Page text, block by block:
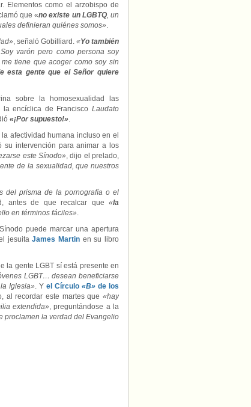
Elementos como el arzobispo de
que «no existe un LGBTQ, un
definieran quiénes somos».
, señaló Gobilliard. «Yo también
varón pero como persona soy
tiene que acoger como soy sin
esta gente que el Señor quiere
sobre la homosexualidad las
encíclica de Francisco Laudato
«¡Por supuesto!».
afectividad humana incluso en el
su intervención para animar a los
este Sínodo», dijo el prelado,
de la sexualidad, que nuestros
del prisma de la pornografía o el
antes de que recalcar que «la
en términos fáciles».
puede marcar una apertura
jesuitaJames Martin en su libro
la gente LGBT sí está presente en
LGBT… desean beneficiarse
Iglesia». Yel Círculo«B» de los
al recordar este martes que«hay
extendida», preguntándose a la
proclamen la verdad del Evangelio